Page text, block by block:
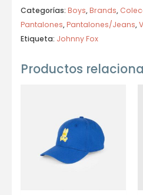
Categorías: Boys,Brands,
Pantalones,Pantalones/Jeans,
Etiqueta: Johnny Fox
Productos